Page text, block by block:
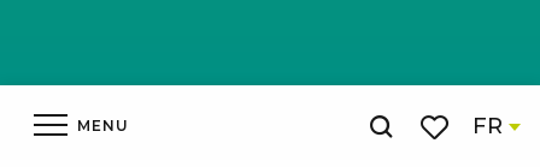
MENU
Recherche
FR